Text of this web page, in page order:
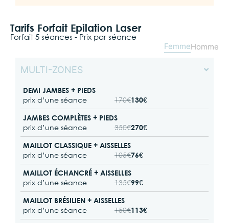
Tarifs Forfait Epilation Laser
Forfait 5 séances - Prix par séance
FemmeHomme
MULTI-ZONES
DEMI JAMBES + PIEDS
prix d’une séance 170€130€
JAMBES COMPLÈTES + PIEDS
prix d’une séance 350€270€
MAILLOT CLASSIQUE + AISSELLES
prix d’une séance 105€76€
MAILLOT ÉCHANCRÉ + AISSELLES
prix d’une séance 135€99€
MAILLOT BRÉSILIEN + AISSELLES
prix d’une séance 150€113€